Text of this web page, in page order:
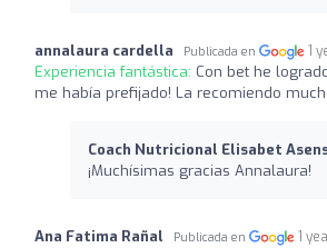
annalaura cardella Publicada en 1
Experiencia fantástica: Con bet he
me había prefijado! La recomiendo
Coach Nutricional Elisabet
¡Muchísimas gracias Annalaura!
Ana Fatima Rañal Publicada en 1